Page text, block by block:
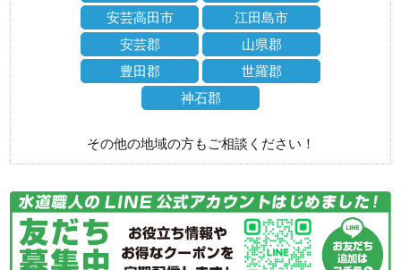
安芸高田市
江田島市
安芸郡
山県郡
豊田郡
世羅郡
神石郡
その他の地域の方もご相談ください！